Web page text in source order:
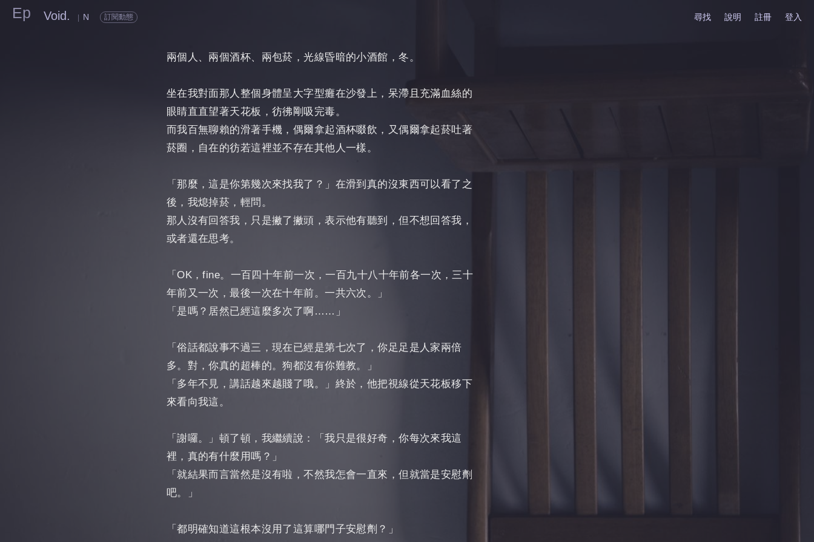
Ep Void. N 訂閱動態 尋找 說明 註冊 登入
兩個人、兩個酒杯、兩包菸，光線昏暗的小酒館，冬。
坐在我對面那人整個身體呈大字型癱在沙發上，呆滯且充滿血絲的
眼睛直直望著天花板，彷彿剛吸完毒。
而我百無聊賴的滑著手機，偶爾拿起酒杯啜飲，又偶爾拿起菸吐著
菸圈，自在的彷若這裡並不存在其他人一樣。
「那麼，這是你第幾次來找我了？」在滑到真的沒東西可以看了之
後，我熄掉菸，輕問。
那人沒有回答我，只是撇了撇頭，表示他有聽到，但不想回答我，
或者還在思考。
「OK，fine。一百四十年前一次，一百九十八十年前各一次，三十
年前又一次，最後一次在十年前。一共六次。」
「是嗎？居然已經這麼多次了啊……」
「俗話都說事不過三，現在已經是第七次了，你足足是人家兩倍
多。對，你真的超棒的。狗都沒有你難教。」
「多年不見，講話越來越賤了哦。」終於，他把視線從天花板移下
來看向我這。
「謝囉。」頓了頓，我繼續說：「我只是很好奇，你每次來我這
裡，真的有什麼用嗎？」
「就結果而言當然是沒有啦，不然我怎會一直來，但就當是安慰劑
吧。」
「都明確知道這根本沒用了這算哪門子安慰劑？」